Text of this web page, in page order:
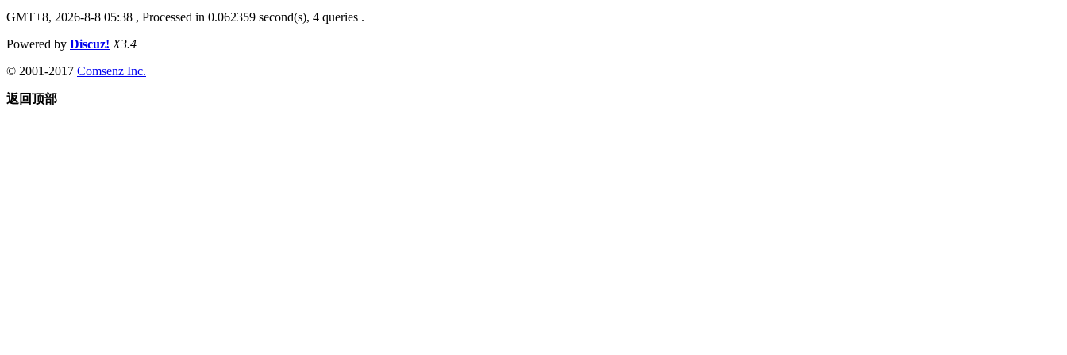
GMT+8, 2026-8-8 05:38 , Processed in 0.062359 second(s), 4 queries .
Powered by Discuz! X3.4
© 2001-2017 Comsenz Inc.
返回顶部